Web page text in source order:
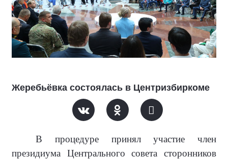
Жеребьёвка состоялась в Центризбиркоме
В процедуре принял участие член
президиума Центрального совета сторонников